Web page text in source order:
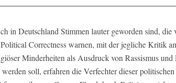
in Deutschland Stimmen lauter geworden sind, die
Correctness warnen, mit der jegliche Kritik
Minderheiten als Ausdruck von Rassismus
soll, erfahren die Verfechter dieser